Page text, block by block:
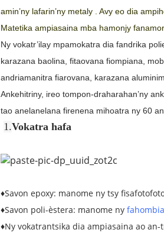
amin’ny lafarin’ny metaly
. Avy eo dia
Matetika ampiasaina mba hamonjy
Ny vokatr’ilay mpamokatra dia fandrika
karazana baolina, fitaovana fiompiana,
andriamanitra fiarovana, karazana
Ankehitriny, ireo tompon-draharahan’ny
tao anelanelana firenena mihoatra ny 60
1.Vokatra hafa
♦Savon epoxy: manome ny tsy
♦Savon poli-èstera: manome ny
♦Ny vokatrantsika dia ampiasaina ao